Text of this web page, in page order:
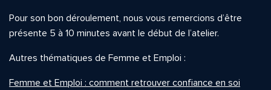
Pour son bon déroulement, nous vous remercions d’être
présente 5 à 10 minutes avant le début de l’atelier.
Autres thématiques de Femme et Emploi :
Femme et Emploi : comment retrouver confiance en soi